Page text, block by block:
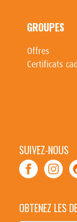
GROUPES
Offres
Certificats
SUIVEZ-NOUS
OBTENEZ LES